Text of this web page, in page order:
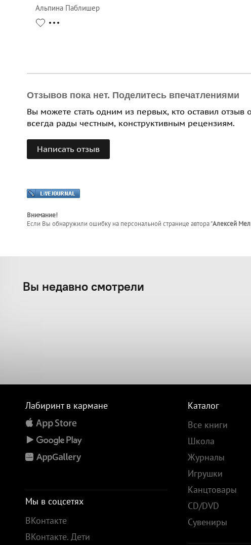
Альпина Паблишер
Отзывов пока нет. Поделитесь впечатлениями
Вы можете стать одним из первых, кто оставил отзыв
всегда рады честным, конструктивным рецензиям.
Написать отзыв
Внимание!
Если Вы обнаружили ошибку на персональной странице автора "Алексей
Вы недавно смотрели
Лабиринт в кармане
Мы в соцсетях
ВКонтакте
ВКонтакте. Дети
Каталог
Все книги
Школа
Журналы
Игрушки
Канцтовары
CD/DVD
Сувениры